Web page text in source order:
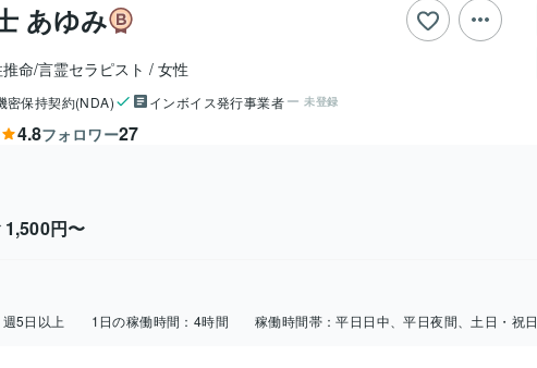
あゆみ
命/言霊セラピスト 女性
密保持契約(NDA) インボイス発行事業者 未登録
4.8フォロワー27
1,500円〜
週5日以上 1日の稼働時間： 4時間 稼働時間帯：平日日中、平日夜間、土日・祝日